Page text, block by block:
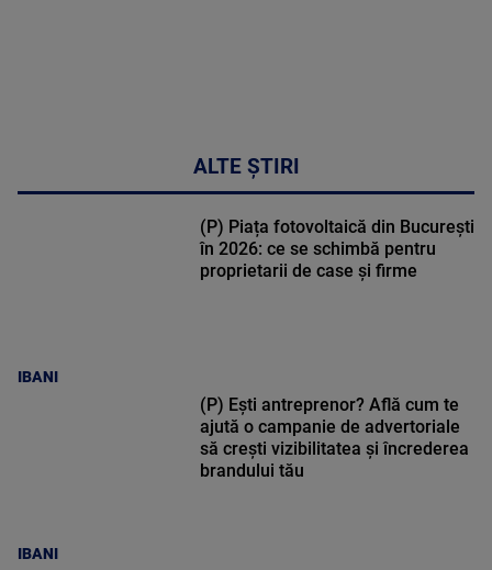
ALTE ȘTIRI
IBANI
(P) Piața fotovoltaică din București
în 2026: ce se schimbă pentru
proprietarii de case și firme
IBANI
(P) Ești antreprenor? Află cum te
ajută o campanie de advertoriale
să crești vizibilitatea și încrederea
brandului tău